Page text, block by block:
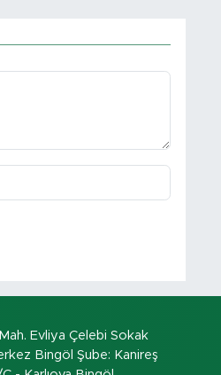
Evliya Çelebi Sokak
Bingöl Şube: Kanireş